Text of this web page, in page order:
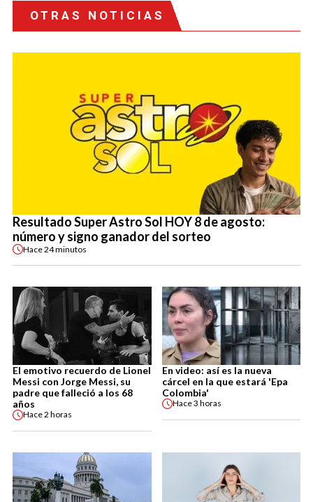
OTRAS NOTICIAS
Resultado Super Astro Sol HOY 8 de agosto:
número y signo ganador del sorteo
Hace24 minutos
El emotivo recuerdo de Lionel
Messi con Jorge Messi, su
padre que falleció a los 68
años
Hace2 horas
En video: así es la nueva
cárcel en la que estará 'Epa
Colombia'
Hace3 horas